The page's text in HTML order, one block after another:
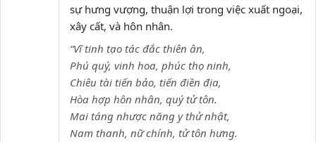
sự hưng vượng, thuận lợi trong việc xuất ngoại,
xây cất, và hôn nhân.
“Vĩ tinh tạo tác đắc thiên ân,
Phú quý, vinh hoa, phúc thọ ninh,
Chiêu tài tiến bảo, tiến điền địa,
Hòa hợp hôn nhân, quý tử tôn.
Mai táng nhược năng y thử nhật,
Nam thanh, nữ chính, tử tôn hưng.